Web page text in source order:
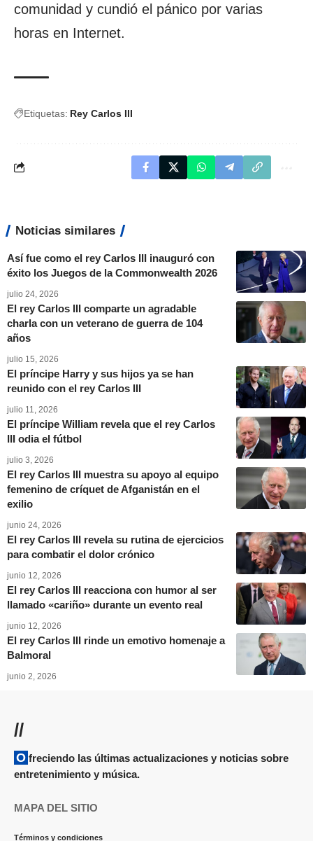
comunidad y cundió el pánico por varias
horas en Internet.
Etiquetas: Rey Carlos III
Noticias similares
Así fue como el rey Carlos III inauguró con
éxito los Juegos de la Commonwealth 2026
julio 24, 2026
El rey Carlos III comparte un agradable
charla con un veterano de guerra de 104
años
julio 15, 2026
El príncipe Harry y sus hijos ya se han
reunido con el rey Carlos III
julio 11, 2026
El príncipe William revela que el rey Carlos
III odia el fútbol
julio 3, 2026
El rey Carlos III muestra su apoyo al equipo
femenino de críquet de Afganistán en el
exilio
junio 24, 2026
El rey Carlos III revela su rutina de ejercicios
para combatir el dolor crónico
junio 12, 2026
El rey Carlos III reacciona con humor al ser
llamado «cariño» durante un evento real
junio 12, 2026
El rey Carlos III rinde un emotivo homenaje a
Balmoral
junio 2, 2026
//
Ofreciendo las últimas actualizaciones y noticias sobre
entretenimiento y música.
MAPA DEL SITIO
Términos y condiciones